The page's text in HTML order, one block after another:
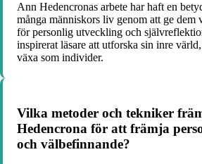
Ann Hedencronas arbete har haft en
många människors liv genom att ge dem
för personlig utveckling och
inspirerat läsare att utforska sin inre
växa som individer.
Vilka metoder och tekniker
Hedencrona för att främja
och välbefinnande?